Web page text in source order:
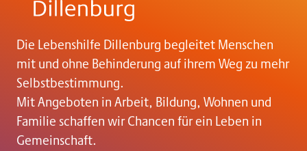
Die Lebenshilfe Dillenburg begleitet Menschen
mit und ohne Behinderung auf ihrem Weg zu mehr
Selbstbestimmung.
Mit Angeboten in Arbeit, Bildung, Wohnen und
Familie schaffen wir Chancen für ein Leben in
Gemeinschaft.